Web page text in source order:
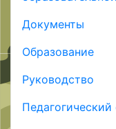
Документы
Образование
Руководство
Педагогический